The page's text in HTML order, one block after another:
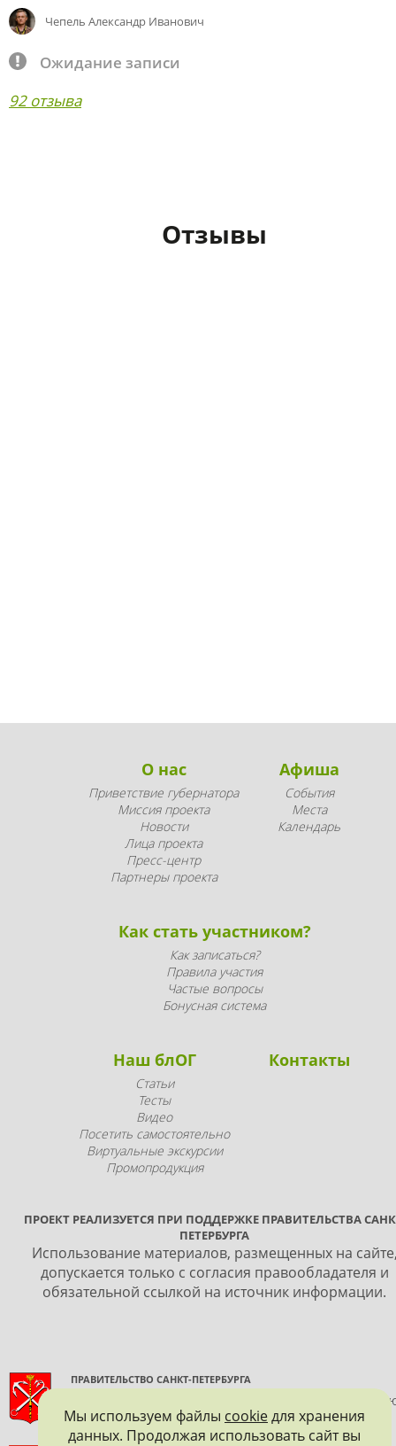
Чепель Александр Иванович
Ожидание записи
92 отзыва
Отзывы
О нас
Приветствие губернатора
Миссия проекта
Новости
Лица проекта
Пресс-центр
Партнеры проекта
Афиша
События
Места
Календарь
Как стать участником?
Как записаться?
Правила участия
Частые вопросы
Бонусная система
Наш блОГ
Статьи
Тесты
Видео
Посетить самостоятельно
Виртуальные экскурсии
Промопродукция
Контакты
ПРОЕКТ РЕАЛИЗУЕТСЯ ПРИ ПОДДЕРЖКЕ ПРАВИТЕЛЬСТВА
ПЕТЕРБУРГА
Использование материалов, размещенных на
допускается только с согласия правообладателя и
обязательной ссылкой на источник информации.
ПРАВИТЕЛЬСТВО САНКТ-ПЕТЕРБУРГА
КОМИТЕТ ПО ГОСУДАРСТВЕННОМУ КОНТРОЛЮ,
И ОХРАНЕ ПАМЯТНИКОВ ИСТОРИИ И КУЛЬТУРЫ
Мы используем файлы cookieдля хранения
данных. Продолжая использовать сайт вы